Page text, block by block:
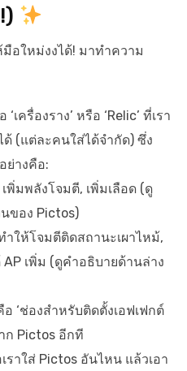
อใหม่งงได้! มาทำความ
‘เครื่องราง’ หรือ ‘Relic’ ที่เรา
(แต่ละคนใส่ได้จำกัด) ซึ่ง
ย่างคือ:
เพิ่มพลังโจมตี, เพิ่มเลือด (ดู
ของ Pictos)
ำให้โจมตีติดสถานะเผาไหม้,
เพิ่ม (ดูคำอธิบายด้านล่าง
‘ช่องสำหรับติดตั้งเอฟเฟกต์
ก Pictos อีกที
เราใส่ Pictos อันไหน แล้วเอา